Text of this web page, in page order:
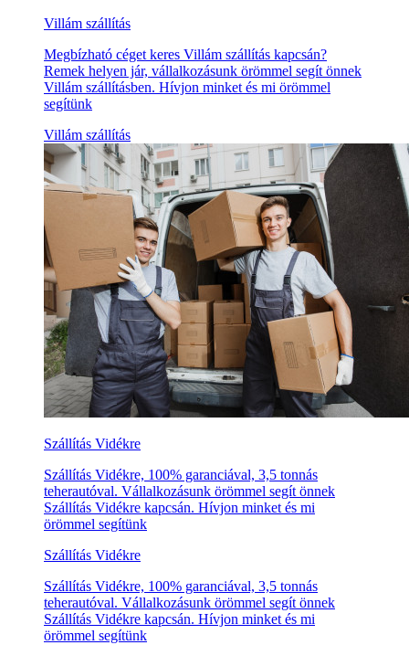
Villám szállítás
Megbízható céget keres Villám szállítás kapcsán?
Remek helyen jár, vállalkozásunk örömmel segít önnek
Villám szállításben. Hívjon minket és mi örömmel
segítünk
Villám szállítás
Szállítás Vidékre
Szállítás Vidékre, 100% garanciával, 3,5 tonnás
teherautóval. Vállalkozásunk örömmel segít önnek
Szállítás Vidékre kapcsán. Hívjon minket és mi
örömmel segítünk
Szállítás Vidékre
Szállítás Vidékre, 100% garanciával, 3,5 tonnás
teherautóval. Vállalkozásunk örömmel segít önnek
Szállítás Vidékre kapcsán. Hívjon minket és mi
örömmel segítünk